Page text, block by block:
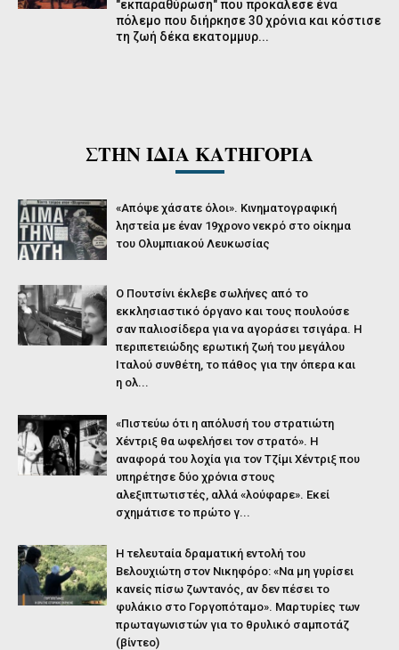
"εκπαραθύρωση" που προκάλεσε ένα
πόλεμο που διήρκησε 30 χρόνια και κόστισε
τη ζωή δέκα εκατομμυρ...
ΣΤΗΝ ΙΔΙΑ ΚΑΤΗΓΟΡΙΑ
«Απόψε χάσατε όλοι». Κινηματογραφική
ληστεία με έναν 19χρονο νεκρό στο οίκημα
του Ολυμπιακού Λευκωσίας
O Πουτσίνι έκλεβε σωλήνες από το
εκκλησιαστικό όργανο και τους πουλούσε
σαν παλιοσίδερα για να αγοράσει τσιγάρα. Η
περιπετειώδης ερωτική ζωή του μεγάλου
Ιταλού συνθέτη, το πάθος για την όπερα και
η ολ...
«Πιστεύω ότι η απόλυσή του στρατιώτη
Χέντριξ θα ωφελήσει τον στρατό». Η
αναφορά του λοχία για τον Τζίμι Χέντριξ που
υπηρέτησε δύο χρόνια στους
αλεξιπτωτιστές, αλλά «λούφαρε». Εκεί
σχημάτισε το πρώτο γ...
Η τελευταία δραματική εντολή του
Βελουχιώτη στον Νικηφόρο: «Να μη γυρίσει
κανείς πίσω ζωντανός, αν δεν πέσει το
φυλάκιο στο Γοργοπόταμο». Μαρτυρίες των
πρωταγωνιστών για το θρυλικό σαμποτάζ
(βίντεο)